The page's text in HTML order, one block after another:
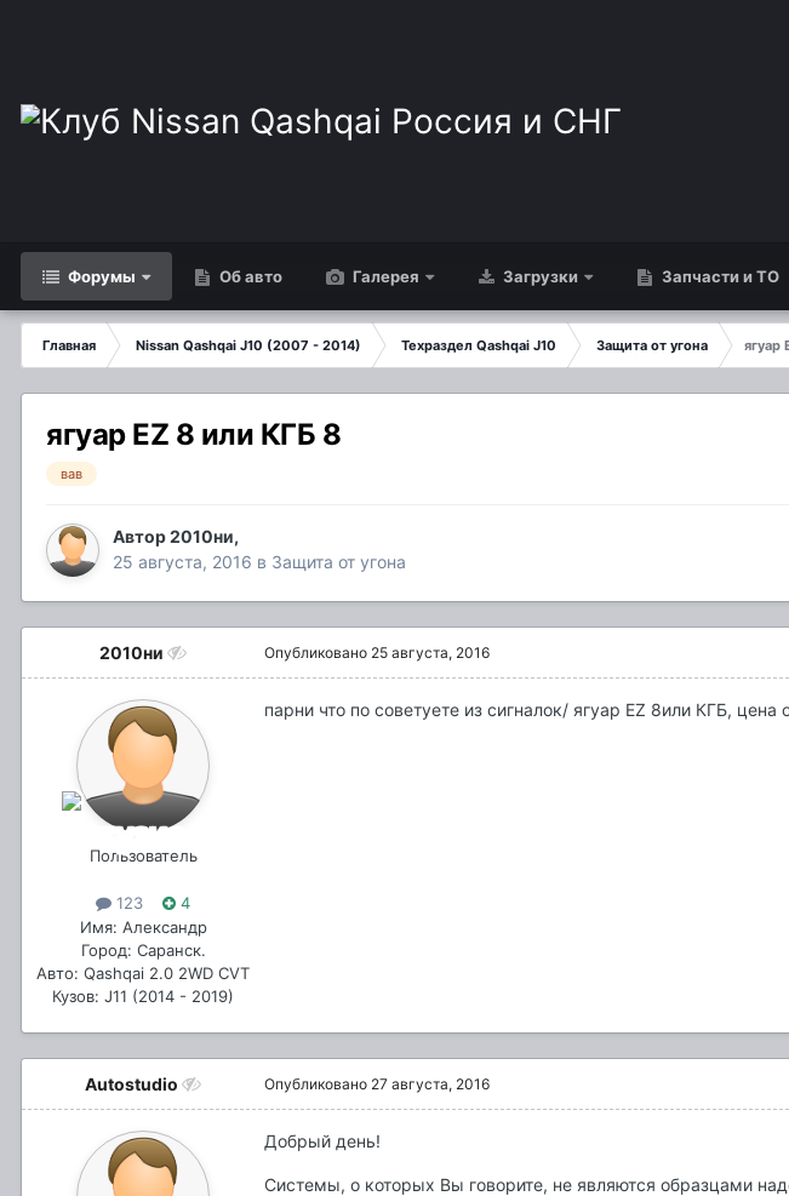
Форумы Об авто Галерея Загрузки Запчасти и ТО
Главная Nissan Qashqai J10 (2007 - 2014) Техраздел Qashqai J10 Защита от угона
ягуар
ягуар EZ 8 или КГБ 8
вав
Автор2010ни,
25 августа, 2016 в Защита от угона
2010ни
Пользователь
123
4
Имя: Александр
Город: Саранск.
Авто: Qashqai 2.0 2WD CVT
Кузов: J11 (2014 - 2019)
Опубликовано 25 августа, 2016
парни что по советуете из сигналок/ ягуар EZ 8или КГБ, цена
Autostudio Опубликовано 27 августа, 2016
Добрый день!
Системы, о которых Вы говорите, не являются образцами